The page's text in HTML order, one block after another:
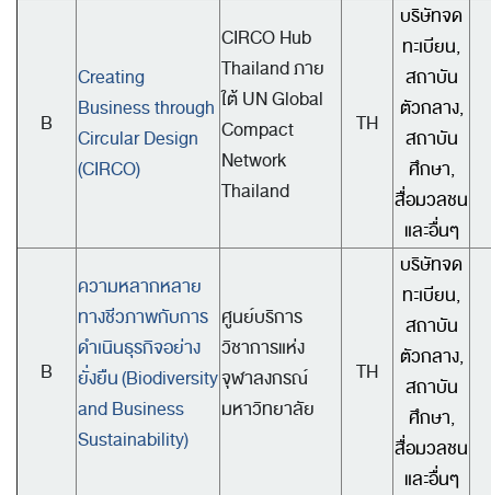
B
Creating
Business through
Circular Design
(CIRCO)
CIRCO Hub
Thailand ภาย
ใต้ UN Global
Compact
Network
Thailand
TH
บริษัทจด
ทะเบียน,
สถาบัน
ตัวกลาง,
สถาบัน
ศึกษา,
สื่อมวลชน
และอื่นๆ
B
ความหลากหลาย
ทางชีวภาพกับการ
ดำเนินธุรกิจอย่าง
ยั่งยืน(Biodiversity
and Business
Sustainability)
ศูนย์บริการ
วิชาการแห่ง
จุฬาลงกรณ์
มหาวิทยาลัย
TH
บริษัทจด
ทะเบียน,
สถาบัน
ตัวกลาง,
สถาบัน
ศึกษา,
สื่อมวลชน
และอื่นๆ